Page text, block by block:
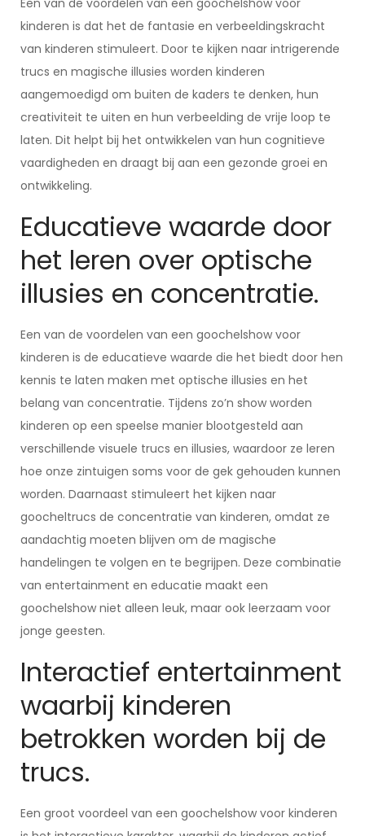
Een van de voordelen van een goochelshow voor
kinderen is dat het de fantasie en verbeeldingskracht
van kinderen stimuleert. Door te kijken naar intrigerende
trucs en magische illusies worden kinderen
aangemoedigd om buiten de kaders te denken, hun
creativiteit te uiten en hun verbeelding de vrije loop te
laten. Dit helpt bij het ontwikkelen van hun cognitieve
vaardigheden en draagt bij aan een gezonde groei en
ontwikkeling.
Educatieve waarde door
het leren over optische
illusies en concentratie.
Een van de voordelen van een goochelshow voor
kinderen is de educatieve waarde die het biedt door hen
kennis te laten maken met optische illusies en het
belang van concentratie. Tijdens zo’n show worden
kinderen op een speelse manier blootgesteld aan
verschillende visuele trucs en illusies, waardoor ze leren
hoe onze zintuigen soms voor de gek gehouden kunnen
worden. Daarnaast stimuleert het kijken naar
goocheltrucs de concentratie van kinderen, omdat ze
aandachtig moeten blijven om de magische
handelingen te volgen en te begrijpen. Deze combinatie
van entertainment en educatie maakt een
goochelshow niet alleen leuk, maar ook leerzaam voor
jonge geesten.
Interactief entertainment
waarbij kinderen
betrokken worden bij de
trucs.
Een groot voordeel van een goochelshow voor kinderen